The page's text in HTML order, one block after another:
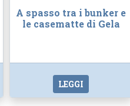
A spasso tra i bunker e
le casematte di Gela
LEGGI